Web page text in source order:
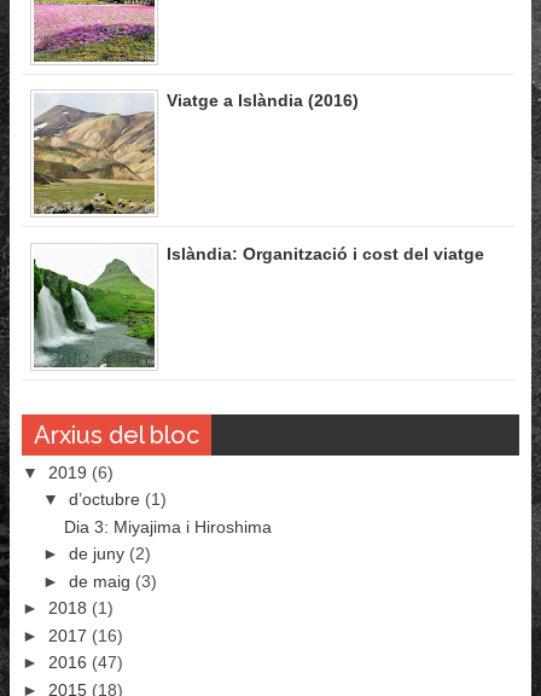
Viatge a Islàndia (2016)
Islàndia: Organització i cost del viatge
Arxius del bloc
▼ 2019 (6)
▼ d’octubre (1)
Dia 3: Miyajima i Hiroshima
► de juny (2)
► de maig (3)
► 2018 (1)
► 2017 (16)
► 2016 (47)
► 2015 (18)